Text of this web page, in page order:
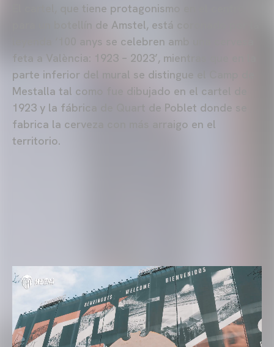
El cartel, que tiene protagonismo en el centro
para un botellín de Amstel, está coronado por la
leyenda ‘100 anys se celebren amb una cervesa
feta a València: 1923 – 2023’, mientras que en la
parte inferior del mural se distingue el Camp de
Mestalla tal como fue dibujado en el cartel de
1923 y la fábrica de Quart de Poblet donde se
fabrica la cerveza con más arraigo en el
territorio.